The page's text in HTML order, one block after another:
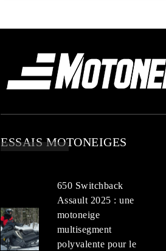
ESSAIS MOTONEIGES
650 Switchback
Assault 2025 : une
motoneige
multisegment
polyvalente pour le